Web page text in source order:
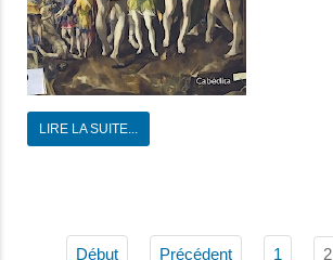
LIRE LA SUITE...
Début Précédent 1 2